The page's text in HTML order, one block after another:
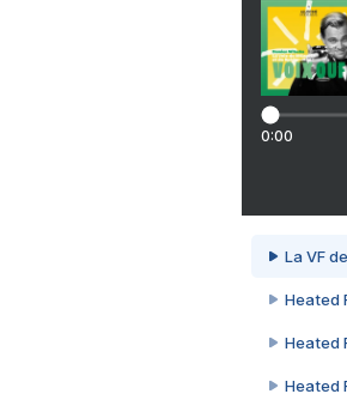
0:00
La VF
Heated
Heated
Heated